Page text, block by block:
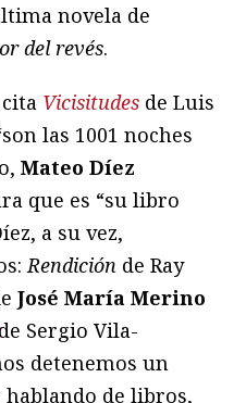
novela de
del revés.
cita Vicisitudes de Luis
las 1001 noches
Mateo Díez
que es “su libro
a su vez,
Rendición de Ray
José María Merino
de Sergio Vila-
detenemos un
de libros,